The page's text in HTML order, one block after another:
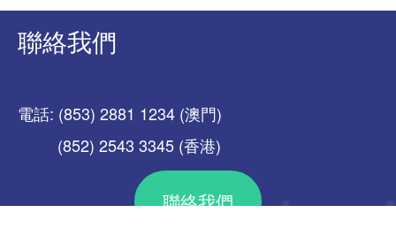
聯絡我們
電話: (853) 2881 1234 (澳門)
(852) 2543 3345 (香港)
聯絡我們